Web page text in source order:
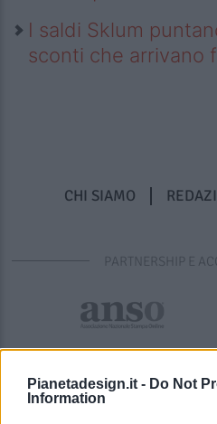
Pianetadesign.it - Do Not
Information
I saldi Sklum
sconti che arrivano
CHI SIAMO
PARTNERSHIP E